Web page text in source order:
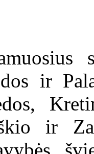
ir
ir